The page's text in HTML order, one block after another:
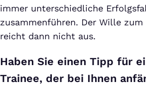
immer unterschiedliche
zusammenführen. Der Wille
reicht dann nicht aus.
Haben Sie einen Tipp für
Trainee, der bei Ihnen